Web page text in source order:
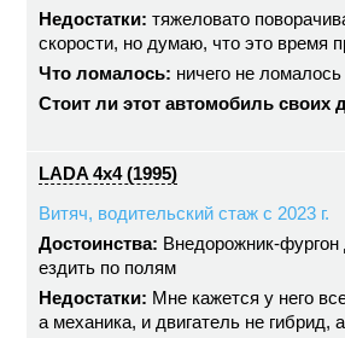
Недостатки: тяжеловато
скорости, но думаю, что это время
Что ломалось: ничего не
Стоит ли этот автомобиль своих
LADA 4x4 (1995)
Витяч, водительский стаж с 2023 г.
Достоинства: Внедорожник-
ездить по полям
Недостатки: Мне кажется у него
а механика, и двигатель не гибрид,